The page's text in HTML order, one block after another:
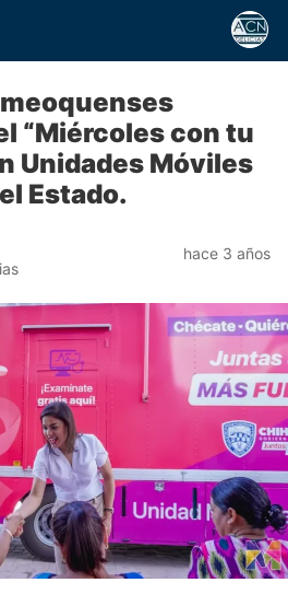
“Miércoles con tu
Unidades Móviles
Estado.
hace 3 años